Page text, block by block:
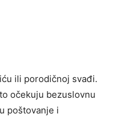
ili porodičnoj svađi.
očekuju bezuslovnu
poštovanje i